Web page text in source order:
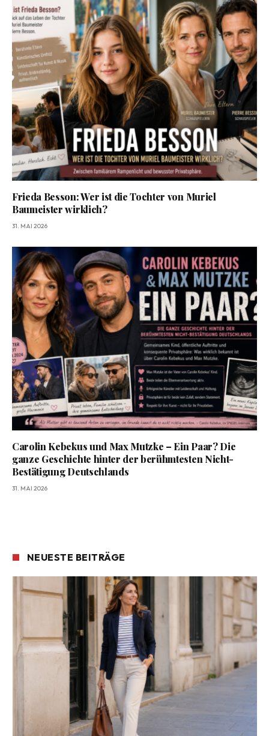
Frieda Besson: Wer ist die Tochter von Muriel
Baumeister wirklich?
31. MAI 2026
Carolin Kebekus und Max Mutzke – Ein Paar? Die
ganze Geschichte hinter der berühmtesten Nicht-
Bestätigung Deutschlands
31. MAI 2026
NEUESTE BEITRÄGE